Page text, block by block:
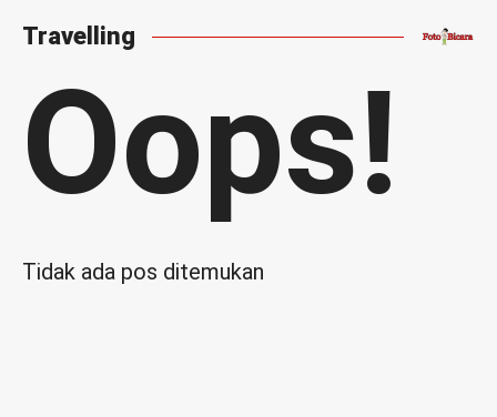
Travelling
Oops!
Tidak ada pos ditemukan